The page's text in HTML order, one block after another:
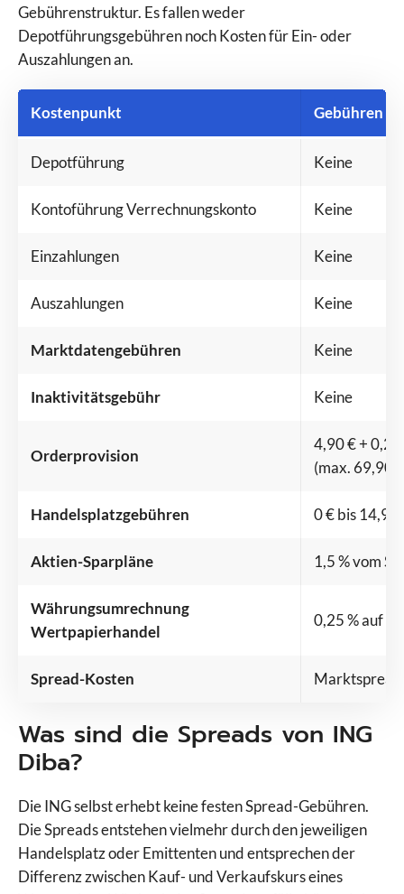
Gebührenstruktur. Es fallen weder
Depotführungsgebühren noch Kosten für Ein- oder
Auszahlungen an.
Kostenpunkt Gebühren
Depotführung Keine
Kontoführung Verrechnungskonto Keine
Einzahlungen Keine
Auszahlungen Keine
Marktdatengebühren Keine
Inaktivitätsgebühr Keine
Orderprovision
4,90 € +
(max. 69,90
Handelsplatzgebühren 0 € bis 14,90
Aktien-Sparpläne 1,5 % vom
Währungsumrechnung
Wertpapierhandel
0,25 % auf
Spread-Kosten
Was sind die Spreads von ING
Diba?
Die ING selbst erhebt keine festen Spread-Gebühren.
Die Spreads entstehen vielmehr durch den jeweiligen
Handelsplatz oder Emittenten und entsprechen der
Differenz zwischen Kauf- und Verkaufskurs eines